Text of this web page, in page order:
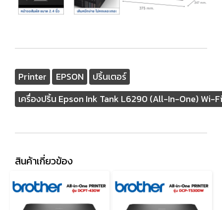
Printer EPSON
ปริ้นเตอร์
เครื่องปริ้น Epson Ink Tank L6290 (All-In-One) Wi-
สินค้าเกี่ยวข้อง